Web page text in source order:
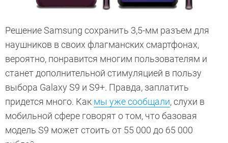
Решение Samsung сохранить 3,5-мм разъем для
наушников в своих флагманских смартфонах,
вероятно, понравится многим пользователям и
станет дополнительной стимуляцией в пользу
выбора Galaxy S9 и S9+. Правда, заплатить
придется много. Как мы уже сообщали, слухи в
мобильной сфере говорят о том, что базовая
модель S9 может стоить от 55 000 до 65 000